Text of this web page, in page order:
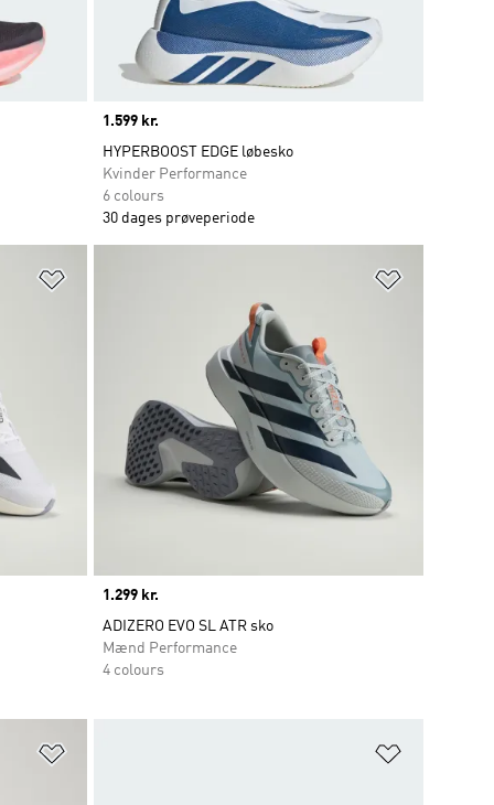
Price
1.599 kr.
HYPERBOOST EDGE løbesko
Kvinder Performance
6 colours
30 dages prøveperiode
Price
1.299 kr.
ADIZERO EVO SL ATR sko
Mænd Performance
4 colours